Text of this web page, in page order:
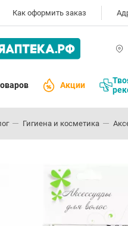
Как оформить заказ
Акции
Гигиена и косметика